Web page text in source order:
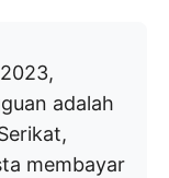
adalah
membayar